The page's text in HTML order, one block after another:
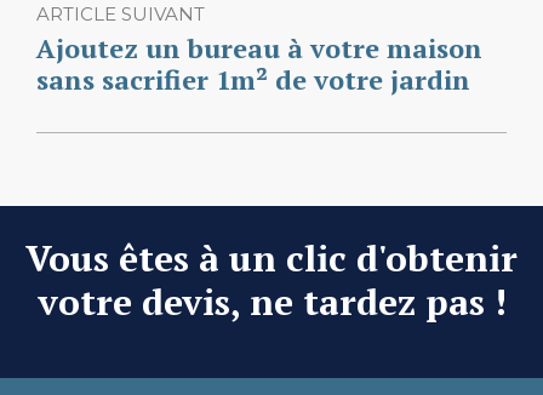
ARTICLE SUIVANT
Ajoutez un bureau à votre maison
sans sacrifier 1m² de votre jardin
Vous êtes à un clic d'obtenir
votre devis, ne tardez pas !